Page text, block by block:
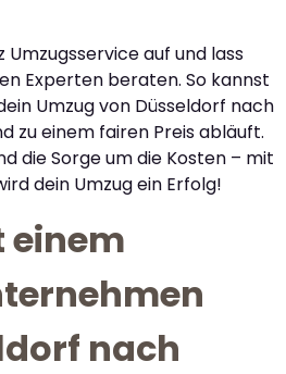
Umzugsservice auf und lass
Experten beraten. So kannst
Umzug von Düsseldorf nach
zu einem fairen Preis abläuft.
die Sorge um die Kosten – mit
dein Umzug ein Erfolg!
einem
nach